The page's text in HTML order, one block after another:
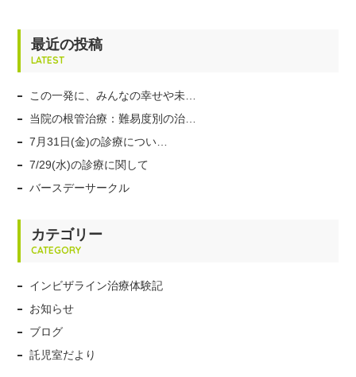
最近の投稿
LATEST
この一発に、みんなの幸せや未…
当院の根管治療：難易度別の治…
7月31日(金)の診療につい…
7/29(水)の診療に関して
バースデーサークル
カテゴリー
CATEGORY
インビザライン治療体験記
お知らせ
ブログ
託児室だより